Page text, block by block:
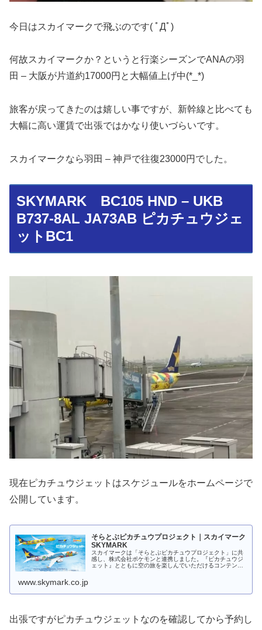
今日はスカイマークで飛ぶのです( ﾟДﾟ)
何故スカイマークか？というと行楽シーズンでANAの羽
田 – 大阪が片道約17000円と大幅値上げ中(*_*)
旅客が戻ってきたのは嬉しい事ですが、新幹線と比べても
大幅に高い運賃で出張ではかなり使いづらいです。
スカイマークなら羽田 – 神戸で往復23000円でした。
SKYMARK BC105 HND – UKB
B737-8AL JA73AB ピカチュウジェ
ットBC1
現在ピカチュウジェットはスケジュールをホームページで
公開しています。
そらとぶピカチュウプロジェクト｜スカイマーク
SKYMARK
スカイマークは「そらとぶピカチュウプロジェクト」に共
感し、株式会社ポケモンと連携しました。『ピカチュウジ
ェット』とともに空の旅を楽しんでいただけるコンテンツ
www.skymark.co.jp
出張ですがピカチュウジェットなのを確認してから予約し